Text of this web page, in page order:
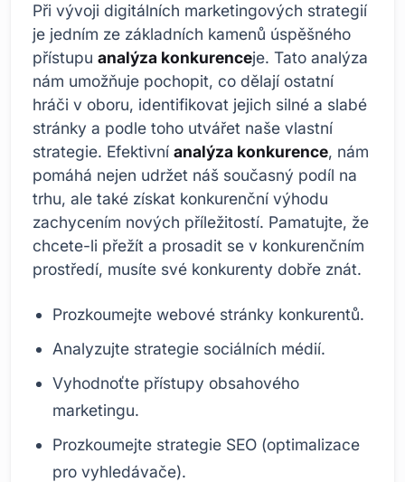
Při vývoji digitálních marketingových strategií
je jedním ze základních kamenů úspěšného
přístupu analýza konkurenceje. Tato analýza
nám umožňuje pochopit, co dělají ostatní
hráči v oboru, identifikovat jejich silné a slabé
stránky a podle toho utvářet naše vlastní
strategie. Efektivní analýza konkurence, nám
pomáhá nejen udržet náš současný podíl na
trhu, ale také získat konkurenční výhodu
zachycením nových příležitostí. Pamatujte, že
chcete-li přežít a prosadit se v konkurenčním
prostředí, musíte své konkurenty dobře znát.
Prozkoumejte webové stránky konkurentů.
Analyzujte strategie sociálních médií.
Vyhodnoťte přístupy obsahového
marketingu.
Prozkoumejte strategie SEO (optimalizace
pro vyhledávače).